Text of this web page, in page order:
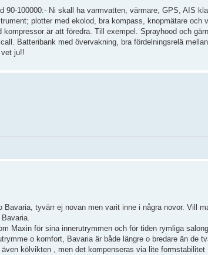
90-100000:- Ni skall ha varmvatten, värmare, GPS, AIS
plotter med ekolod, bra kompass, knopmätare och
är att föredra. Till exempel. Sprayhood och
Batteribank med övervakning, bra fördelningsrelä mellan
ju!!
tyvärr ej novan men varit inne i några novor. Vill
Maxin för sina innerutrymmen och för tiden rymliga
o komfort, Bavaria är både längre o bredare än de
kölvikten , men det kompenseras via lite formstabilitet